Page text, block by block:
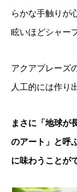
らかな手触りが
眩いほどシャー
アクアプレーズ
人工的には作り
まさに「地球が
のアート」と呼
に味わうことが